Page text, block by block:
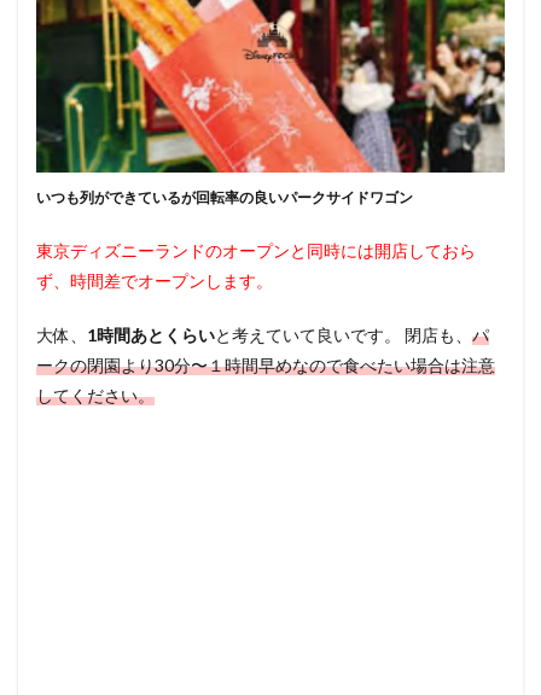
いつも列ができているが回転率の良いパークサイドワゴン
東京ディズニーランドのオープンと同時には開店しておら
ず、時間差でオープンします。
大体、 1時間あとくらいと考えていて良いです。 閉店も、 パ
ークの閉園より30分〜１時間早めなので食べたい場合は注意
してください。